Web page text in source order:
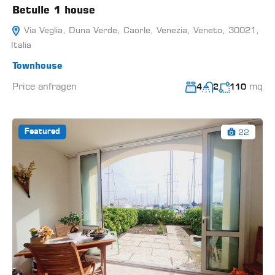
Betulle 1 house
Via Veglia, Duna Verde, Caorle, Venezia, Veneto, 30021,
Italia
Townhouse
Price anfragen
4 2 110 mq
Featured 22